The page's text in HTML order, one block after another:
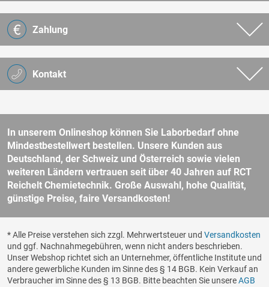
Kontakt
Zahlung
In unserem Onlineshop können Sie Laborbedarf ohne
Mindestbestellwert bestellen. Unsere Kunden aus
Deutschland, der Schweiz und Österreich sowie vielen
weiteren Ländern vertrauen seit über 40 Jahren auf RCT
Reichelt Chemietechnik. Große Auswahl, hohe Qualität,
günstige Preise, faire Versandkosten!
* Alle Preise verstehen sich zzgl. Mehrwertsteuer und Versandkosten
und ggf. Nachnahmegebühren, wenn nicht anders beschrieben.
Unser Webshop richtet sich an Unternehmer, öffentliche Institute und
andere gewerbliche Kunden im Sinne des § 14 BGB. Kein Verkauf an
Verbraucher im Sinne des § 13 BGB. Bitte beachten Sie unsereAGB